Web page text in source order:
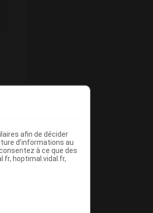
afin de décider
d’informations au
à ce que des
hoptimal.vidal.fr,